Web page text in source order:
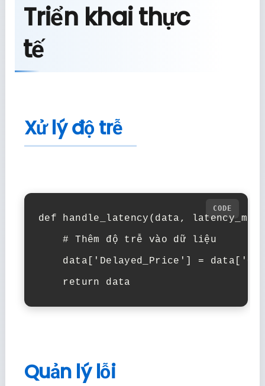
Triển khai thực
tế
Xử lý độ trễ
def handle_latency(data,
    # Thêm độ trễ vào dữ liệu
data['Delayed_Price'] =
    return data
Quản lý lỗi